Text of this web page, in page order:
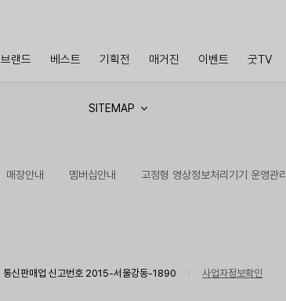
브랜드 베스트 기획전 매거진 이벤트 굿TV
SITEMAP
매장안내 멤버십안내 고정형 영상정보처리기기 운영관
통신판매업 신고번호 2015-서울강동-1890 사업자정보확인